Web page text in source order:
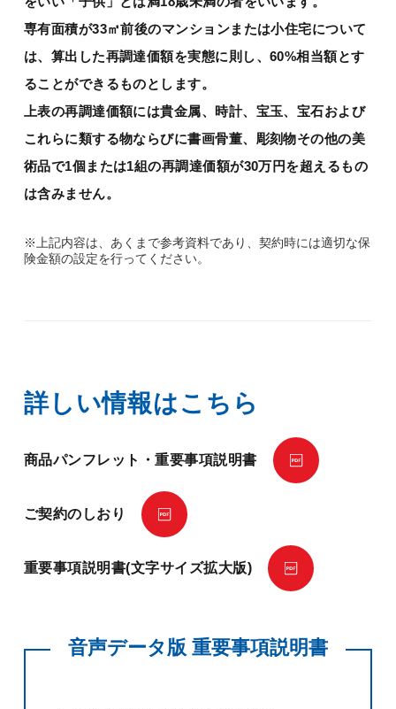
専有面積が33㎡前後のマンションまたは小住宅について
は、算出した再調達価額を実態に則し、60%相当額とす
ることができるものとします。
上表の再調達価額には貴金属、時計、宝玉、宝石および
これらに類する物ならびに書画骨董、彫刻物その他の美
術品で1個または1組の再調達価額が30万円を超えるもの
は含みません。
※上記内容は、あくまで参考資料であり、契約時には適切な保
険金額の設定を行ってください。
詳しい情報はこちら
商品パンフレット・重要事項説明書
ご契約のしおり
重要事項説明書(文字サイズ拡大版)
音声データ版 重要事項説明書